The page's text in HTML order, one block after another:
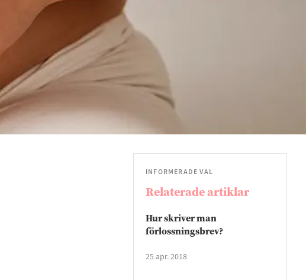
INFORMERADE VAL
Relaterade artiklar
Hur skriver man
förlossningsbrev?
25 apr. 2018